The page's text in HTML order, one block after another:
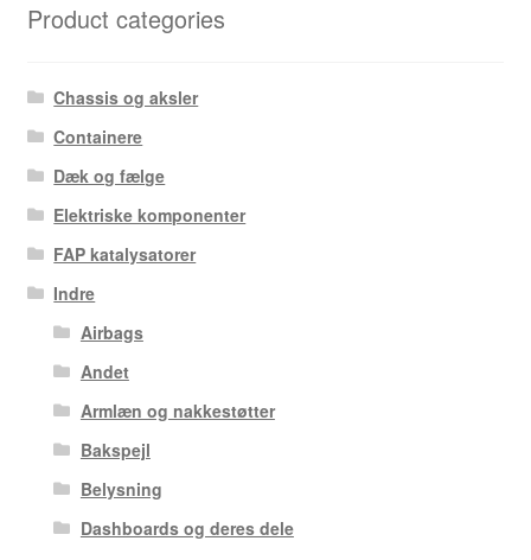
Product categories
Chassis og aksler
Containere
Dæk og fælge
Elektriske komponenter
FAP katalysatorer
Indre
Airbags
Andet
Armlæn og nakkestøtter
Bakspejl
Belysning
Dashboards og deres dele